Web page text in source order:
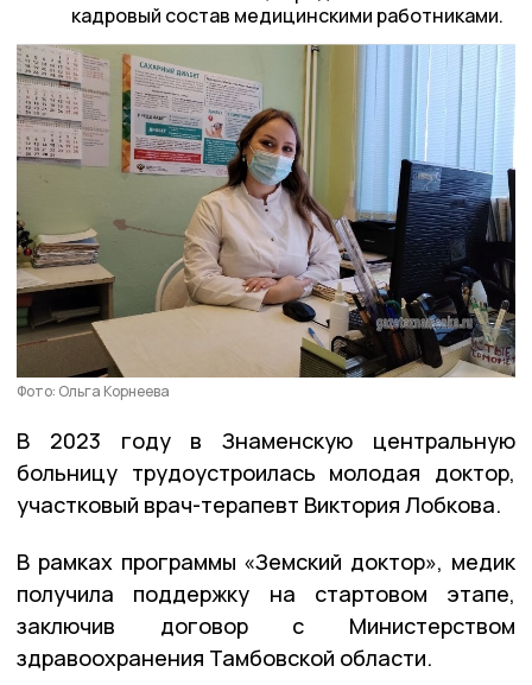
кадровый состав медицинскими работниками.
Фото: Ольга Корнеева
В 2023 году в Знаменскую центральную
больницу трудоустроилась молодая доктор,
участковый врач-терапевт Виктория Лобкова.
В рамках программы «Земский доктор», медик
получила поддержку на стартовом этапе,
заключив договор с Министерством
здравоохранения Тамбовской области.